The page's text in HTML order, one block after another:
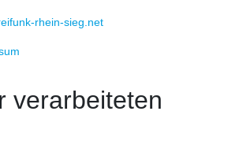
rhein-sieg.net
verarbeiteten